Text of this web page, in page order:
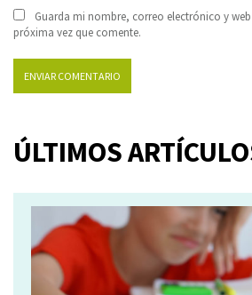
Guarda mi nombre, correo electrónico y
próxima vez que comente.
ÚLTIMOS